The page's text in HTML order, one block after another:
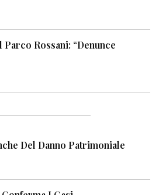
Rossani: “Denunce
Del Danno Patrimoniale